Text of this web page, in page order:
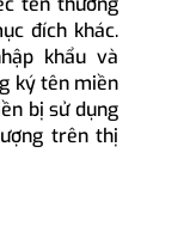
đích khác.
khẩu và
ký tên miền
bị sử dụng
trên thị